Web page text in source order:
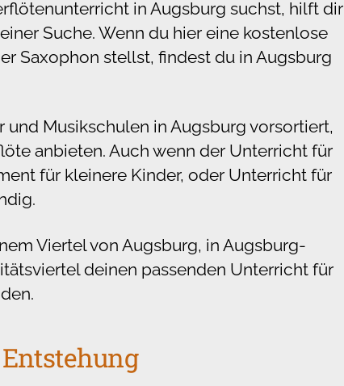
in Augsburg suchst, hilft dir
Suche. Wenn du hier eine kostenlose
Saxophon stellst, findest du in Augsburg
Musikschulen in Augsburg vorsortiert,
anbieten. Auch wenn der Unterricht für
für kleinere Kinder, oder Unterricht für
Viertel von Augsburg, in Augsburg-
deinen passenden Unterricht für